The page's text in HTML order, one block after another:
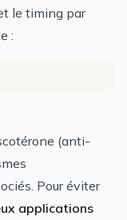
le timing par
:
(anti-
Pour éviter
applications